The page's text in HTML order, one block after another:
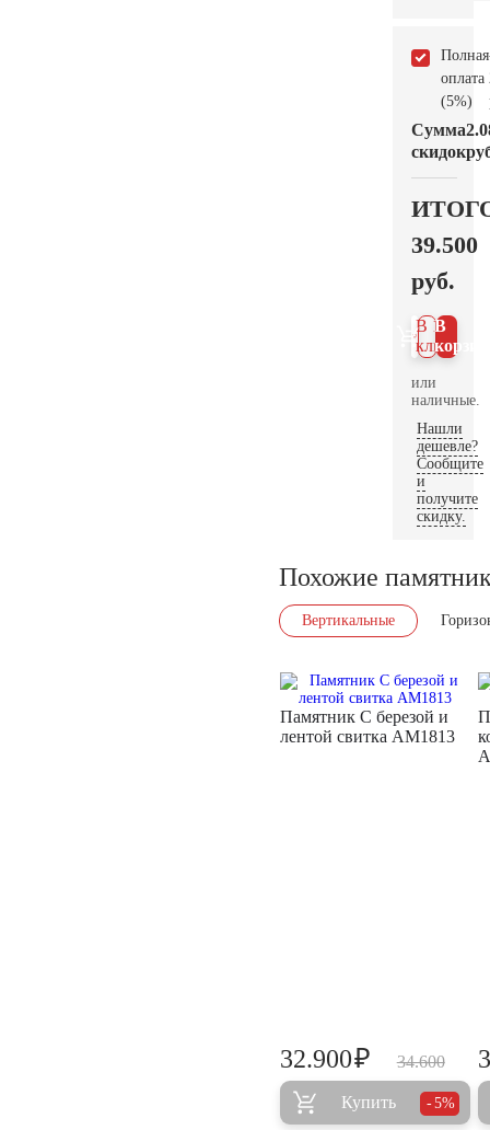
Полная
оплата
(5%)
Сумма
скидок
39.500
руб.
В
В 1
клик
или
наличные.
Нашли
дешевле?
Сообщите
и
получите
скидку.
Похожие
Вертикальные
Памятник С березой и
лентой свитка AM1813
34.600
32.900₽
Купить 5%